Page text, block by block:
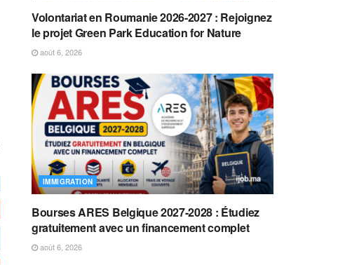
Volontariat en Roumanie 2026-2027 : Rejoignez
le projet Green Park Education for Nature
août 6, 2026
IMMIGRATION
Bourses ARES Belgique 2027-2028 : Étudiez
gratuitement avec un financement complet
août 6, 2026